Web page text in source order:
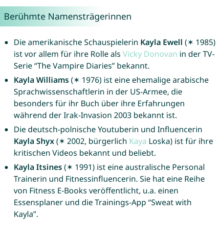
Berühmte Namensträgerinnen
Die amerikanische Schauspielerin Kayla Ewell (✶ 1985)
ist vor allem für ihre Rolle als Vicky Donovan in der TV-
Serie “The Vampire Diaries” bekannt.
Kayla Williams(✶ 1976) ist eine ehemalige arabische
Sprachwissenschaftlerin in der US-Armee, die
besonders für ihr Buch über ihre Erfahrungen
während der Irak-Invasion 2003 bekannt ist.
Die deutsch-polnische Youtuberin und Influencerin
Kayla Shyx(✶ 2002, bürgerlich Kaya Loska) ist für ihre
kritischen Videos bekannt und beliebt.
Kayla Itsines(✶ 1991) ist eine australische Personal
Trainerin und Fitnessinfluencerin. Sie hat eine Reihe
von Fitness E-Books veröffentlicht, u.a. einen
Essensplaner und die Trainings-App “Sweat with
Kayla”.